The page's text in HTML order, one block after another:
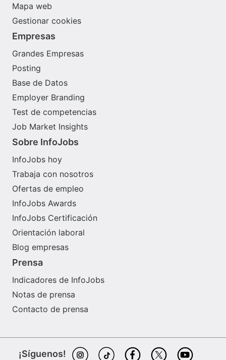
Mapa web
Gestionar cookies
Empresas
Grandes Empresas
Posting
Base de Datos
Employer Branding
Test de competencias
Job Market Insights
Sobre InfoJobs
InfoJobs hoy
Trabaja con nosotros
Ofertas de empleo
InfoJobs Awards
InfoJobs Certificación
Orientación laboral
Blog empresas
Prensa
Indicadores de InfoJobs
Notas de prensa
Contacto de prensa
¡Síguenos!